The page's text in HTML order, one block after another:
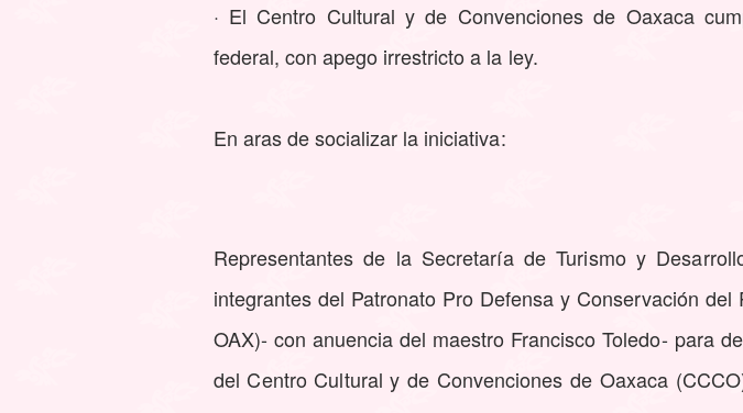
· El Centro Cultural y de Convenciones de Oaxaca
federal, con apego irrestricto a la ley.
En aras de socializar la iniciativa:
Representantes de la Secretaría de Turismo y
integrantes del Patronato Pro Defensa y Conservación
OAX)- con anuencia del maestro Francisco Toledo- para
del Centro Cultural y de Convenciones de Oaxaca